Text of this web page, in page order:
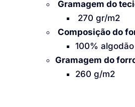
Gramagem do
270 gr/m2
Composição do
100%
Gramagem do
260 g/m2